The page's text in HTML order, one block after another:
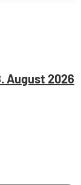
August 2026